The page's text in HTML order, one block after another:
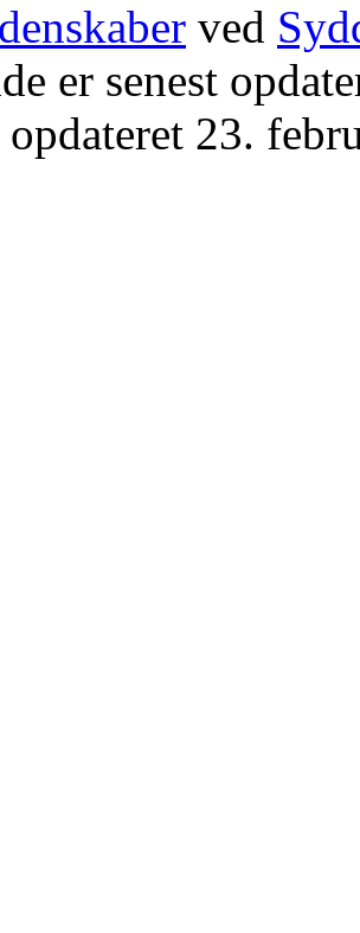
ved
er senest
opdateret 23.